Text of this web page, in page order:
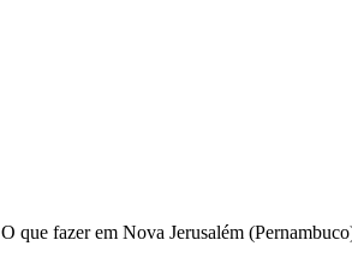
O que fazer em Nova Jerusalém